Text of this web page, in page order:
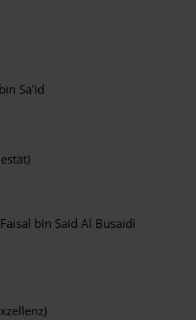
Sa'id
bin Said Al Busaidi